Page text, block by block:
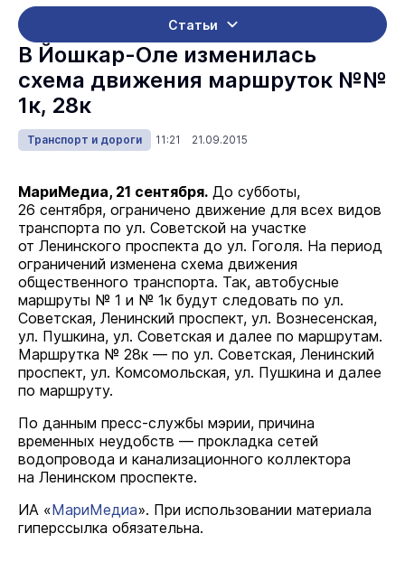
Статьи
В Йошкар-Оле изменилась
схема движения маршруток №№
1к, 28к
Транспорт и дороги 11:21 21.09.2015
МариМедиа, 21 сентября. До субботы,
26 сентября, ограничено движение для всех видов
транспорта по ул. Советской на участке
от Ленинского проспекта до ул. Гоголя. На период
ограничений изменена схема движения
общественного транспорта. Так, автобусные
маршруты № 1 и № 1к будут следовать по ул.
Советская, Ленинский проспект, ул. Вознесенская,
ул. Пушкина, ул. Советская и далее по маршрутам.
Маршрутка № 28к — по ул. Советская, Ленинский
проспект, ул. Комсомольская, ул. Пушкина и далее
по маршруту.
По данным пресс-службы мэрии, причина
временных неудобств — прокладка сетей
водопровода и канализационного коллектора
на Ленинском проспекте.
ИА «МариМедиа». При использовании материала
гиперссылка обязательна.